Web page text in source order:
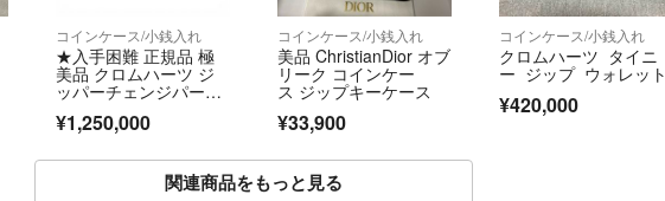
コインケース/小銭入れ
★入手困難 正規品 極
美品 クロムハーツ ジ
ッパーチェンジパー
スナップクリップ付★
¥1,250,000
コインケース/小銭入れ
美品 ChristianDior オブ
リーク コインケー
ス ジップキーケース
¥33,900
コインケース/小銭入れ
クロムハーツ タイニ
ー ジップ ウォレット
¥420,000
関連商品をもっと見る